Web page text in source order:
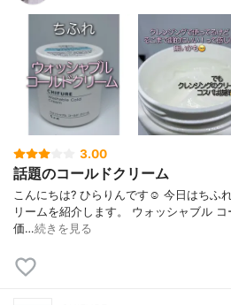
3.00
話題のコールドクリーム
こんにちは? ひらりんです☺️ 今日はちふ
リームを紹介します。 ウォッシャブル
価…続きを見る